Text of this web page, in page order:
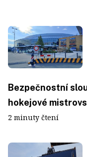
Bezpečnostní
hokejové
2 minuty čtení